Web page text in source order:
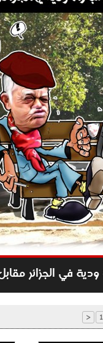
مقابل 5 ملايين
<